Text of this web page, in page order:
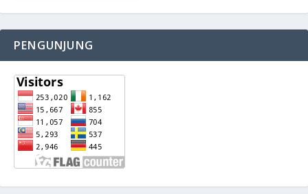
PENGUNJUNG